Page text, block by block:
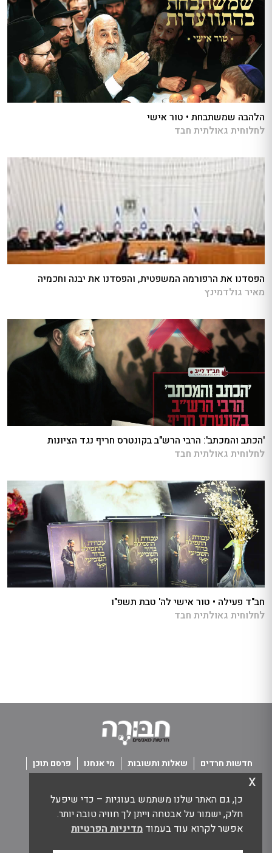
כן, גם האתר שלנו משתמש בעוגיות – כדי שיפעל
חלק, ישמור על אבטחה וייתן לך חוויה טובה יותר.
אפשר לקרוא עוד בעמוד מדיניות הפרטיות
x
הלהבה שמשתבחת • טור אישי
לחלוחית גאולתית חבד
הפסדנו את הרפורמה המשפטית, והפסדנו את יבנה וחכמיה
מאיר גולדמינץ
'הכתב והמכתב': הרבי הרש"ב בקונטרס חריף נגד הציונות
לחלוחית גאולתית חבד
חב"ד פעילה • טור אישי לה' טבת תשפ"ו
לחלוחית גאולתית חבד
חדשות חרדים שאלות ותשובות מי אנחנו
פרסם תוכן
כל הזכויות שמורות חבורה - חדשות מאנשים